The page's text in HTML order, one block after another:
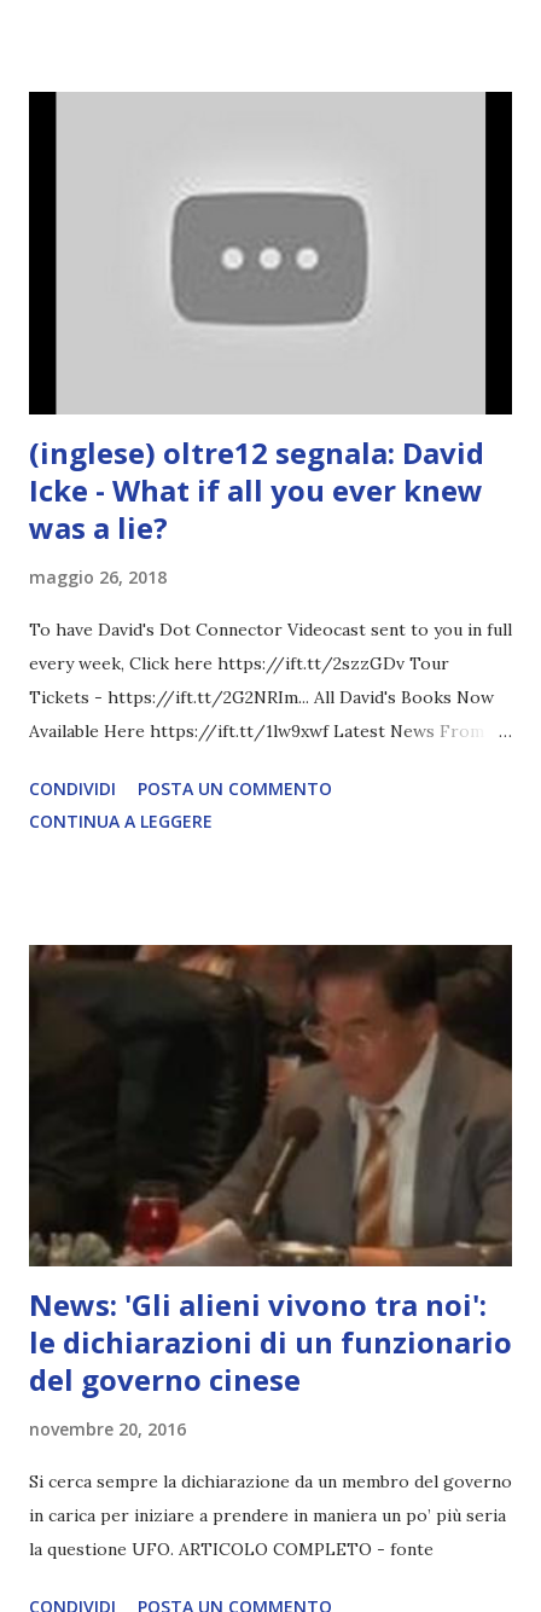
(inglese) oltre12 segnala: David
Icke - What if all you ever knew
was a lie?
maggio 26, 2018
To have David's Dot Connector Videocast sent to you in full
every week, Click here https://ift.tt/2szzGDv Tour
Tickets - https://ift.tt/2G2NRIm... All David's Books Now
Available Here https://ift.tt/1lw9xwf Latest News From
COMPLETO - fonte
CONDIVIDI
POSTA UN COMMENTO
CONTINUA A LEGGERE
News: 'Gli alieni vivono tra noi':
le dichiarazioni di un funzionario
del governo cinese
novembre 20, 2016
Si cerca sempre la dichiarazione da un membro del governo
in carica per iniziare a prendere in maniera un po’ più seria
la questione UFO. ARTICOLO COMPLETO - fonte
CONDIVIDI POSTA UN COMMENTO